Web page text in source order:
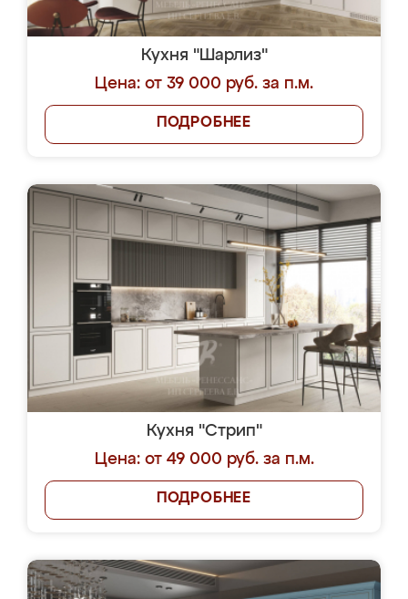
Кухня "Шарлиз"
Цена: от 39 000 руб. за п.м.
ПОДРОБНЕЕ
Кухня "Стрип"
Цена: от 49 000 руб. за п.м.
ПОДРОБНЕЕ